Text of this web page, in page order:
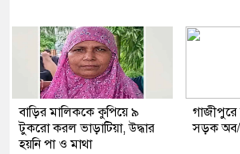
বাড়ির মালিককে কুপিয়ে ৯
টুকরো করল ভাড়াটিয়া, উদ্ধার
হয়নি পা ও মাথা
গাজীপুরে
সড়ক অব/